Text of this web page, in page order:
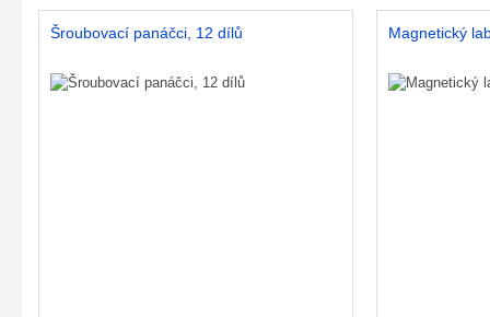
Šroubovací panáčci, 12 dílů Magnetický